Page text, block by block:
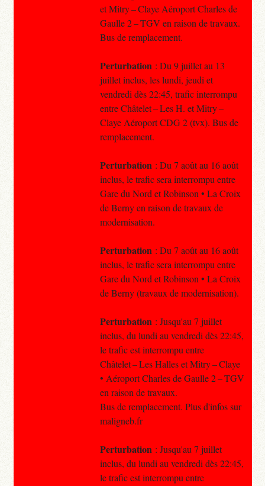
et Mitry – Claye Aéroport Charles de
Gaulle 2 – TGV en raison de travaux.
Bus de remplacement.
Perturbation : Du 9 juillet au 13
juillet inclus, les lundi, jeudi et
vendredi dès 22:45, trafic interrompu
entre Châtelet – Les H. et Mitry –
Claye Aéroport CDG 2 (tvx). Bus de
remplacement.
Perturbation : Du 7 août au 16 août
inclus, le trafic sera interrompu entre
Gare du Nord et Robinson • La Croix
de Berny en raison de travaux de
modernisation.
Perturbation : Du 7 août au 16 août
inclus, le trafic sera interrompu entre
Gare du Nord et Robinson • La Croix
de Berny (travaux de modernisation).
Perturbation : Jusqu'au 7 juillet
inclus, du lundi au vendredi dès 22:45,
le trafic est interrompu entre
Châtelet – Les Halles et Mitry – Claye
• Aéroport Charles de Gaulle 2 – TGV
en raison de travaux.
Bus de remplacement. Plus d'infos sur
maligneb.fr
Perturbation : Jusqu'au 7 juillet
inclus, du lundi au vendredi dès 22:45,
le trafic est interrompu entre